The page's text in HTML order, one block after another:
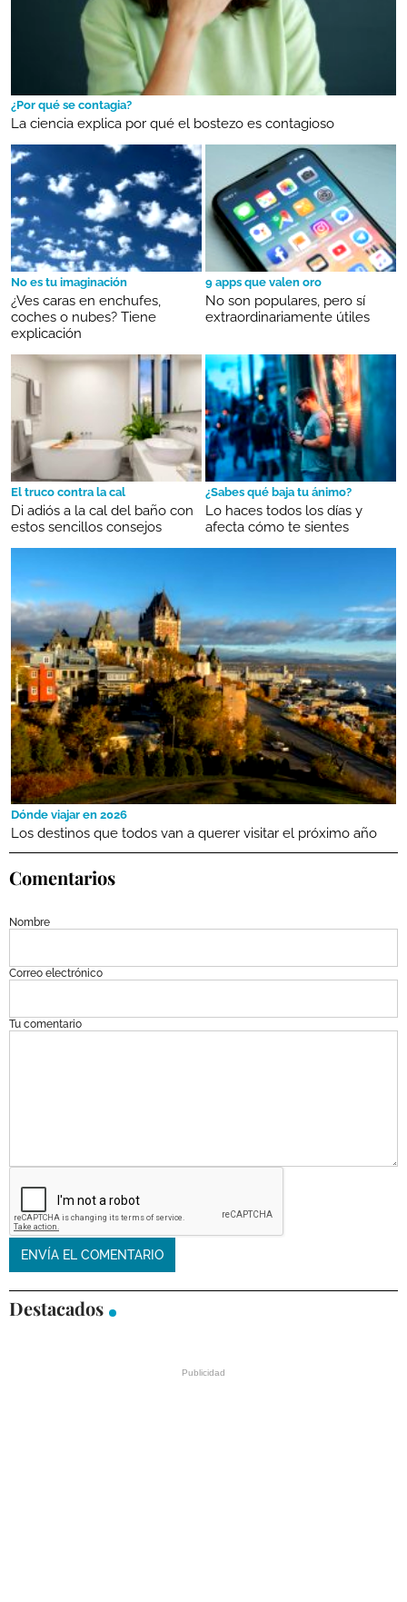
¿Por qué se contagia?
La ciencia explica por qué el bostezo es contagioso
No es tu imaginación
¿Ves caras en enchufes,
coches o nubes? Tiene
explicación
9 apps que valen oro
No son populares, pero sí
extraordinariamente útiles
El truco contra la cal
Di adiós a la cal del baño con
estos sencillos consejos
¿Sabes qué baja tu ánimo?
Lo haces todos los días y
afecta cómo te sientes
Dónde viajar en 2026
Los destinos que todos van a querer visitar el próximo año
Comentarios
Nombre
Correo electrónico
Tu comentario
Destacados